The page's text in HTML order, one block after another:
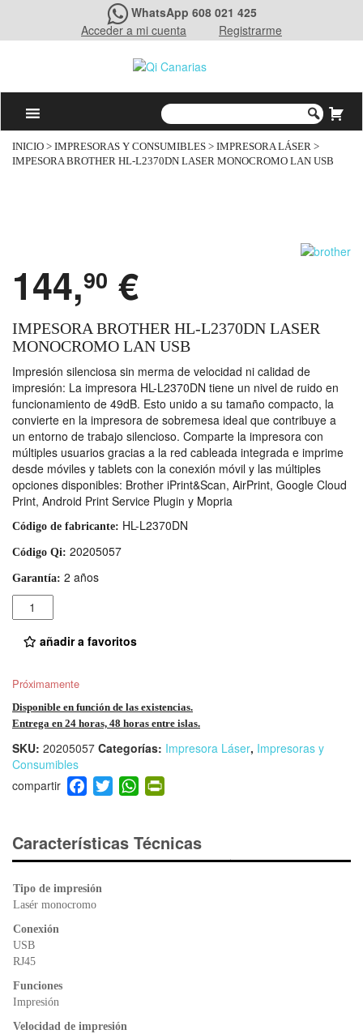
WhatsApp 608 021 425
Acceder a mi cuenta
Registrarme
INICIO > IMPRESORAS Y CONSUMIBLES > IMPRESORA LÁSER >
IMPESORA BROTHER HL-L2370DN LASER MONOCROMO LAN USB
144,90 €
IMPESORA BROTHER HL-L2370DN LASER
MONOCROMO LAN USB
Impresión silenciosa sin merma de velocidad ni calidad de
impresión: La impresora HL-L2370DN tiene un nivel de ruido en
funcionamiento de 49dB. Esto unido a su tamaño compacto, la
convierte en la impresora de sobremesa ideal que contribuye a
un entorno de trabajo silencioso. Comparte la impresora con
múltiples usuarios gracias a la red cableada integrada e imprime
desde móviles y tablets con la conexión móvil y las múltiples
opciones disponibles: Brother iPrint&Scan, AirPrint, Google Cloud
Print, Android Print Service Plugin y Mopria
Código de fabricante: HL-L2370DN
Código Qi: 20205057
Garantía: 2 años
Cantidad
añadir a favoritos
Próximamente
Disponible en función de las existencias.
Entrega en 24 horas, 48 horas entre islas.
SKU: 20205057 Categorías: Impresora Láser, Impresoras y
Consumibles
F
a
e
b
o
o
T
wi
er
W
h
s
A
ri
e
Características Técnicas
Tipo de impresión
Lasér monocromo
Conexión
USB
RJ45
Funciones
Impresión
Velocidad de impresión